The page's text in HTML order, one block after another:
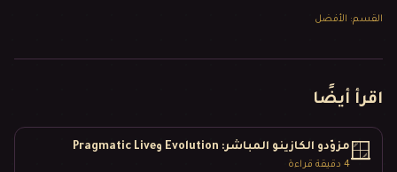
القسم: الأفضل
اقرأ أيضًا
🪟مزوّدو الكازينو المباشر: Evolution وPragmatic Live
4 دقيقة قراءة